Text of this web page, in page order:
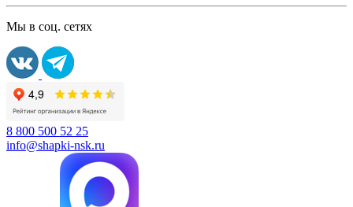
Мы в соц. сетях
8 800 500 52 25
info@shapki-nsk.ru